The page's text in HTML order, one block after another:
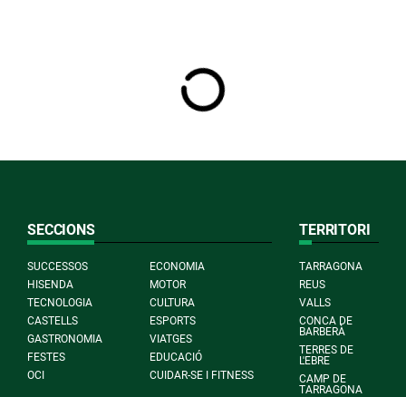
SECCIONS
SUCCESSOS
ECONOMIA
HISENDA
MOTOR
TECNOLOGIA
CULTURA
CASTELLS
ESPORTS
GASTRONOMIA
VIATGES
FESTES
EDUCACIÓ
OCI
CUIDAR-SE I FITNESS
TERRITORI
TARRAGONA
REUS
VALLS
CONCA DE
BARBERÀ
TERRES DE
L'EBRE
CAMP DE
TARRAGONA